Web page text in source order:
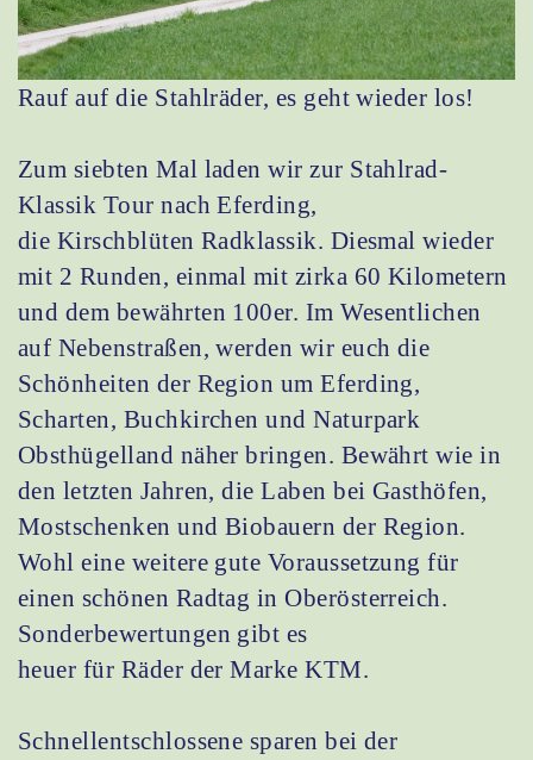
Rauf auf die Stahlräder, es geht wieder los!
Zum siebten Mal laden wir zur Stahlrad-
Klassik Tour nach Eferding,
die Kirschblüten Radklassik. Diesmal wieder
mit 2 Runden, einmal mit zirka 60 Kilometern
und dem bewährten 100er. Im Wesentlichen
auf Nebenstraßen, werden wir euch die
Schönheiten der Region um Eferding,
Scharten, Buchkirchen und Naturpark
Obsthügelland näher bringen. Bewährt wie in
den letzten Jahren, die Laben bei Gasthöfen,
Mostschenken und Biobauern der Region.
Wohl eine weitere gute Voraussetzung für
einen schönen Radtag in Oberösterreich.
Sonderbewertungen gibt es
heuer für Räder der Marke KTM.
Schnellentschlossene sparen bei der